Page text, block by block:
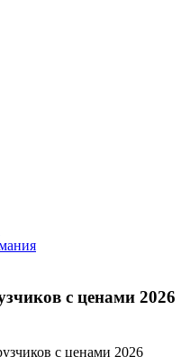
с ценами 2026